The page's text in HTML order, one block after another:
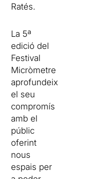
Ratés.
La 5ª
edició del
Festival
Micròmetre
aprofundeix
el seu
compromís
amb el
públic
oferint
nous
espais per